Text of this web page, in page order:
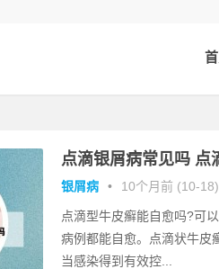
点滴银屑病常见吗 点
银屑病 • 10个月前 (10-18)
点滴型牛皮癣能自愈吗?可
病例都能自愈。点滴状牛皮
当感染得到有效控...